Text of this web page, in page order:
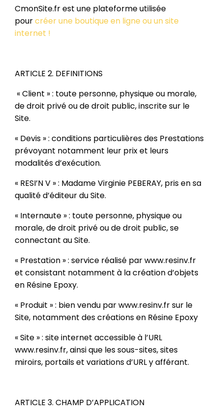
CmonSite.fr est une plateforme utilisée
pourcréer une boutique en ligne ou un site
internet !
ARTICLE 2. DEFINITIONS
« Client » : toute personne, physique ou morale,
de droit privé ou de droit public, inscrite sur le
Site.
« Devis » : conditions particulières des Prestations
prévoyant notamment leur prix et leurs
modalités d’exécution.
« RESI’N V » : Madame Virginie PEBERAY, pris en sa
qualité d’éditeur du Site.
« Internaute » : toute personne, physique ou
morale, de droit privé ou de droit public, se
connectant au Site.
« Prestation » : service réalisé par www.resinv.fr
et consistant notamment à la création d’objets
en Résine Epoxy.
« Produit » : bien vendu par www.resinv.fr sur le
Site, notamment des créations en Résine Epoxy
« Site » : site internet accessible à l’URL
www.resinv.fr, ainsi que les sous-sites, sites
miroirs, portails et variations d’URL y afférant.
ARTICLE 3. CHAMP D’APPLICATION